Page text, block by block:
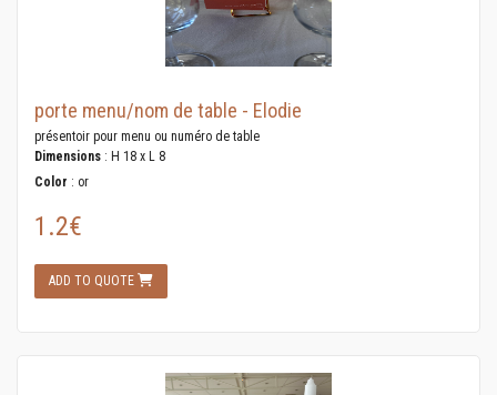
porte menu/nom de table - Elodie
présentoir pour menu ou numéro de table
Dimensions : H 18 x L 8
Color : or
1.2€
ADD TO QUOTE